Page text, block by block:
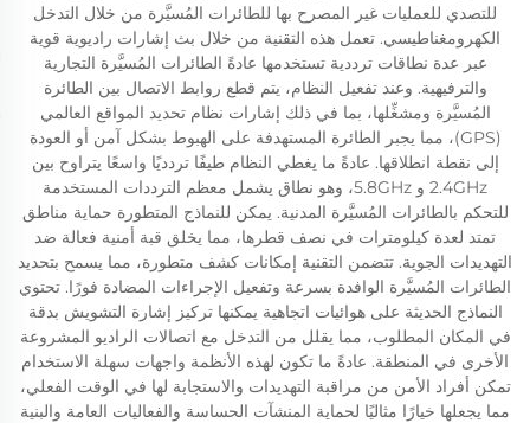
للتصدي للعمليات غير المصرح بها للطائرات المُسيَّرة من خلال التدخل
الكهرومغناطيسي. تعمل هذه التقنية من خلال بث إشارات راديوية قوية
عبر عدة نطاقات ترددية تستخدمها عادةً الطائرات المُسيَّرة التجارية
والترفيهية. وعند تفعيل النظام، يتم قطع روابط الاتصال بين الطائرة
المُسيَّرة ومشغِّلها، بما في ذلك إشارات نظام تحديد المواقع العالمي
(GPS)، مما يجبر الطائرة المستهدفة على الهبوط بشكل آمن أو العودة
إلى نقطة انطلاقها. عادةً ما يغطي النظام طيفًا تردديًا واسعًا يتراوح بين
2.4GHz و 5.8GHz، وهو نطاق يشمل معظم الترددات المستخدمة
للتحكم بالطائرات المُسيَّرة المدنية. يمكن للنماذج المتطورة حماية مناطق
تمتد لعدة كيلومترات في نصف قطرها، مما يخلق قبة أمنية فعالة ضد
التهديدات الجوية. تتضمن التقنية إمكانات كشف متطورة، مما يسمح بتحديد
الطائرات المُسيَّرة الوافدة بسرعة وتفعيل الإجراءات المضادة فورًا. تحتوي
النماذج الحديثة على هوائيات اتجاهية يمكنها تركيز إشارة التشويش بدقة
في المكان المطلوب، مما يقلل من التدخل مع اتصالات الراديو المشروعة
الأخرى في المنطقة. عادةً ما تكون لهذه الأنظمة واجهات سهلة الاستخدام
تمكن أفراد الأمن من مراقبة التهديدات والاستجابة لها في الوقت الفعلي،
مما يجعلها خيارًا مثاليًا لحماية المنشآت الحساسة والفعاليات العامة والبنية